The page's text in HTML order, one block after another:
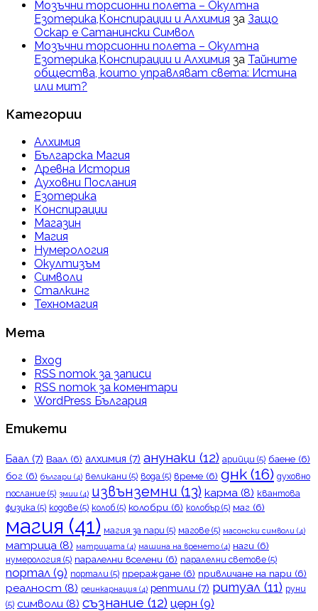
Мозъчни торсионни полета – Окултна
Езотерика,Конспирации и Алхимия за Защо
Оскар е Сатанински Символ
Мозъчни торсионни полета – Окултна
Езотерика,Конспирации и Алхимия за Тайните
общества, които управляват света: Истина
или мит?
Категории
Алхимия
Българска Магия
Древна История
Духовни Послания
Езотерика
Конспирации
Магазин
Магия
Нумерология
Окултизъм
Символи
Сталкинг
Техномагия
Мета
Вход
RSS поток за записи
RSS поток за коментари
WordPress България
Етикети
Баал (7) Ваал (6) алхимия (7) анунаки (12) арийци (5) баене (6)
бог (6) българи (4) великани (5) вода (5) време (6) днк (16) духовно
послание (5) змии (4) извънземни (13) карма (8) квантова
физика (5) кодове (5) колоб (5) колобри (6) колобър (5) маг (6)
магия (41) магия за пари (5) магове (5) масонски символи (4)
матрица (8) матрицата (4) машина на времето (4) наги (6)
нумерология (5) паралелни вселени (6) паралелни светове (5)
портал (9) портали (5) прераждане (6) привличане на пари (6)
реалност (8) реинкарнация (4) рептили (7) ритуал (11) руни
(5) символи (8) съзнание (12) церн (9)